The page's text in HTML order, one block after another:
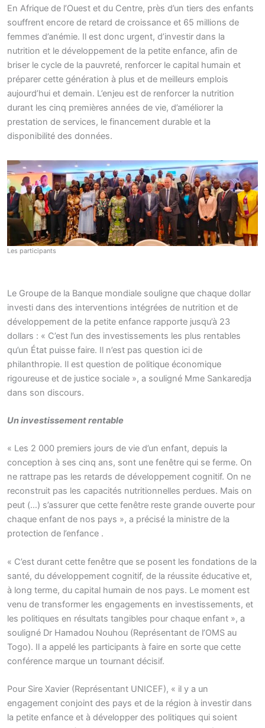
En Afrique de l’Ouest et du Centre, près d’un tiers des enfants
souffrent encore de retard de croissance et 65 millions de
femmes d’anémie. Il est donc urgent, d’investir dans la
nutrition et le développement de la petite enfance, afin de
briser le cycle de la pauvreté, renforcer le capital humain et
préparer cette génération à plus et de meilleurs emplois
aujourd’hui et demain. L’enjeu est de renforcer la nutrition
durant les cinq premières années de vie, d’améliorer la
prestation de services, le financement durable et la
disponibilité des données.
Les participants
Le Groupe de la Banque mondiale souligne que chaque dollar
investi dans des interventions intégrées de nutrition et de
développement de la petite enfance rapporte jusqu’à 23
dollars : « C’est l’un des investissements les plus rentables
qu’un État puisse faire. Il n’est pas question ici de
philanthropie. Il est question de politique économique
rigoureuse et de justice sociale », a souligné Mme Sankaredja
dans son discours.
Un investissement rentable
« Les 2 000 premiers jours de vie d’un enfant, depuis la
conception à ses cinq ans, sont une fenêtre qui se ferme. On
ne rattrape pas les retards de développement cognitif. On ne
reconstruit pas les capacités nutritionnelles perdues. Mais on
peut (…) s’assurer que cette fenêtre reste grande ouverte pour
chaque enfant de nos pays », a précisé la ministre de la
protection de l’enfance .
« C’est durant cette fenêtre que se posent les fondations de la
santé, du développement cognitif, de la réussite éducative et,
à long terme, du capital humain de nos pays. Le moment est
venu de transformer les engagements en investissements, et
les politiques en résultats tangibles pour chaque enfant », a
souligné Dr Hamadou Nouhou (Représentant de l’OMS au
Togo). Il a appelé les participants à faire en sorte que cette
conférence marque un tournant décisif.
Pour Sire Xavier (Représentant UNICEF), « il y a un
engagement conjoint des pays et de la région à investir dans
la petite enfance et à développer des politiques qui soient